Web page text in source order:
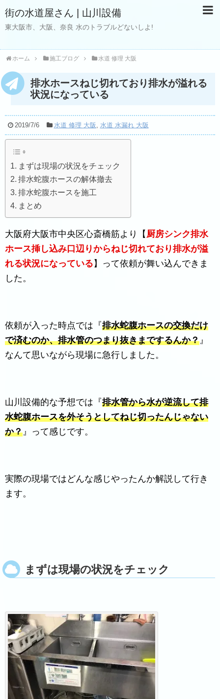
街の水道屋さん | 山川設備
東大阪市、大阪、奈良 水のトラブルどないしよ!
ホーム 施工ブログ 水道 修理 大阪
排水ホースねじ切れており排水が溢れる
状況になっている
2019/7/6 水道 修理 大阪 , 水道 水漏れ 大阪
まずは現場の状況をチェック
排水蛇腹ホースの解体撤去
排水蛇腹ホースを施工
まとめ
大阪府大阪市中央区心斎橋筋より【 厨房シンク排水
ホース挿し込み口辺りからねじ切れており排水が溢
れる状況になっている 】って依頼が舞い込んできま
した。
依頼が入った時点では『排水蛇腹ホースの交換だけ
で済むのか、排水管のつまり抜きまでするんか？』
なんて思いながら現場に急行しました。
山川設備的な予想では『排水管から水が逆流して排
水蛇腹ホースを外そうとしてねじ切ったんじゃない
か？』って感じです。
実際の現場ではどんな感じやったんか解説して行き
ます。
まずは現場の状況をチェック